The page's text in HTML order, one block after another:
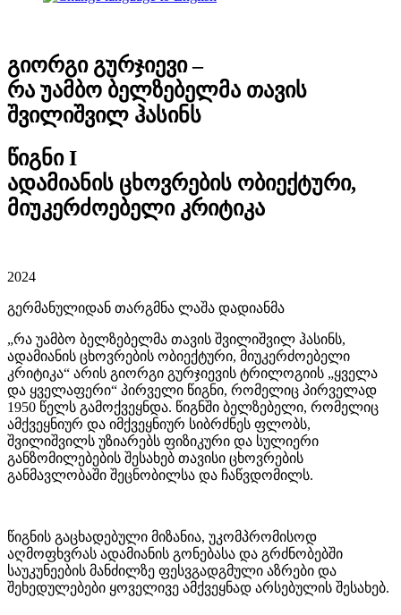
გიორგი გურჯიევი –
რა უამბო ბელზებელმა თავის
შვილიშვილ ჰასინს
წიგნი I
ადამიანის ცხოვრების ობიექტური,
მიუკერძოებელი კრიტიკა
2024
გერმანულიდან თარგმნა ლაშა დადიანმა
„რა უამბო ბელზებელმა თავის შვილიშვილ ჰასინს,
ადამიანის ცხოვრების ობიექტური, მიუკერძოებელი
კრიტიკა“ არის გიორგი გურჯიევის ტრილოგიის „ყველა
და ყველაფერი“ პირველი წიგნი, რომელიც პირველად
1950 წელს გამოქვეყნდა. წიგნში ბელზებელი, რომელიც
ამქვეყნიურ და იმქვეყნიურ სიბრძნეს ფლობს,
შვილიშვილს უზიარებს ფიზიკური და სულიერი
განზომილებების შესახებ თავისი ცხოვრების
განმავლობაში შეცნობილსა და ჩაწვდომილს.
წიგნის გაცხადებული მიზანია, უკომპრომისოდ
აღმოფხვრას ადამიანის გონებასა და გრძნობებში
საუკუნეების მანძილზე ფესვგადგმული აზრები და
შეხედულებები ყოველივე ამქვეყნად არსებულის შესახებ.